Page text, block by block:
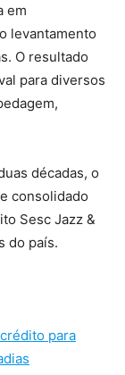
em
levantamento
O resultado
para diversos
décadas, o
consolidado
Sesc Jazz &
do país.
para